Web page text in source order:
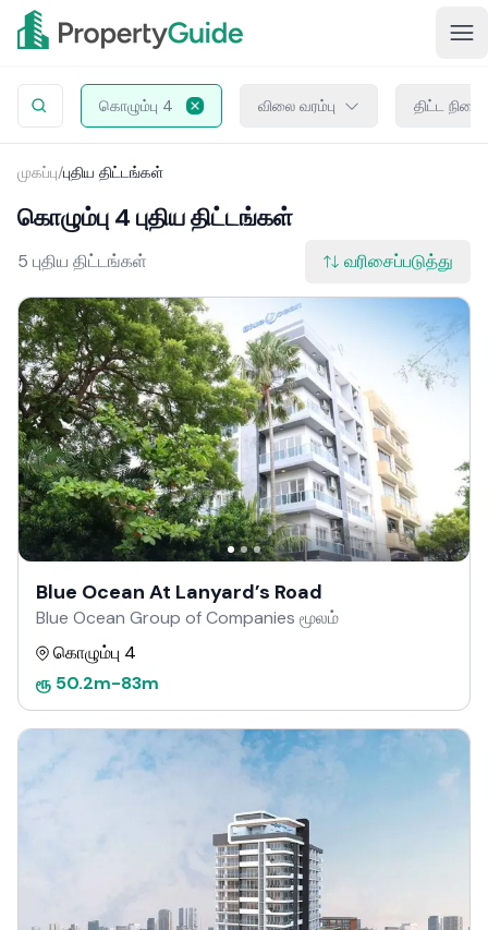
கொழும்பு 4 விலை வரம்பு திட்ட நிலை
முகப்பு/புதிய திட்டங்கள்
கொழும்பு 4 புதிய திட்டங்கள்
5 புதிய திட்டங்கள் வரிசைப்படுத்து
Blue Ocean At Lanyard’s Road
Blue Ocean Group of Companies மூலம்
கொழும்பு 4
ரூ 50.2m-83m